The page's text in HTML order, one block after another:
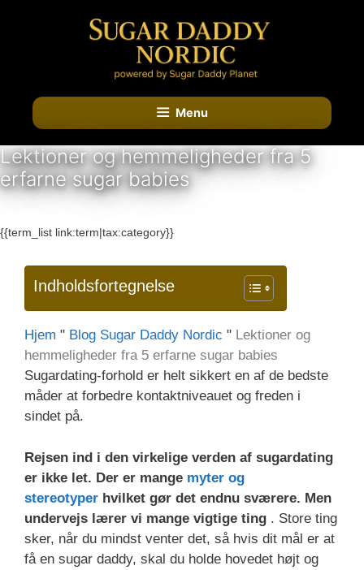
Menu
Lektioner og hemmeligheder fra 5
erfarne sugar babies
{{term_list link:term|tax:category}}
Indholdsfortegnelse
Hjem " Blog Sugar Daddy Nordic " Lektioner og
hemmeligheder fra 5 erfarne sugar babies
Sugardating-forhold er helt sikkert en af de bedste
måder at forbedre kontaktniveauet og freden i
sindet på.
Rejsen ind i den virkelige verden af sugardating
er ikke let. Der er mange myter og
stereotyper hvilket gør det endnu sværere. Men
undervejs lærer vi mange vigtige ting . Store ting
sker, når du mindst venter det, så hvis dit mål er at
få en sugar daddy, skal du holde hovedet højt og